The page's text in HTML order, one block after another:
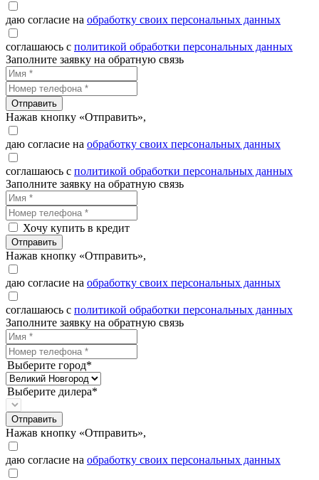
даю согласие на обработку своих персональных данных
соглашаюсь с политикой обработки персональных данных
Заполните заявку на обратную связь
Отправить
Нажав кнопку «Отправить»,
даю согласие на обработку своих персональных данных
соглашаюсь с политикой обработки персональных данных
Заполните заявку на обратную связь
Хочу купить в кредит
Отправить
Нажав кнопку «Отправить»,
даю согласие на обработку своих персональных данных
соглашаюсь с политикой обработки персональных данных
Заполните заявку на обратную связь
Выберите город*
Выберите дилера*
Отправить
Нажав кнопку «Отправить»,
даю согласие на обработку своих персональных данных